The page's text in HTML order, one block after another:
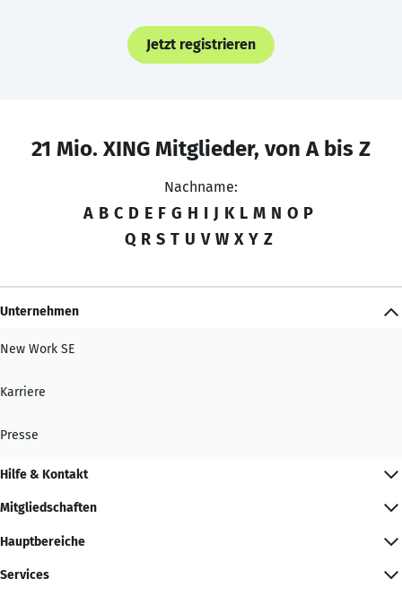
Jetzt registrieren
21 Mio. XING Mitglieder, von A bis Z
Nachname:
A B C D E F G H I J K L M N O P
Q R S T U V W X Y Z
Unternehmen
New Work SE
Karriere
Presse
Hilfe & Kontakt
Mitgliedschaften
Hauptbereiche
Services